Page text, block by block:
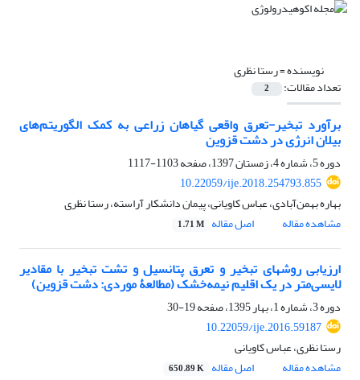
نویسنده =رستا نظری
تعداد مقالات: 2
برآورد تبخیر-تعرق واقعی گیاهان زراعی به کمک الگوریتم‌های
بیلان انرژی در دشت قزوین
دوره 5، شماره 4، زمستان 1397، صفحه
1103-1117
10.22059/ije.2018.254793.855
بهاره بهمن‌آبادی، عباس کاویانی، پیمان دانشکار آراسته، رستا نظری
مشاهده مقاله
اصل مقاله 1.71 M
ارزیابی روش‏های تبخیر و تعرق پتانسیل و تشت تبخیر با مقادیر
لایسی‌متر در یک اقلیم نیمه‌خشک (مطالعۀ موردی: دشت قزوین)
دوره 3، شماره 1، بهار 1395، صفحه
19-30
10.22059/ije.2016.59187
رستا نظری، عباس کاویانی
مشاهده مقاله
اصل مقاله 650.89 K